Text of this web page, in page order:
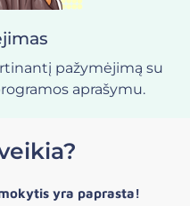
pažymėjimą su
aprašymu.
yra paprasta!